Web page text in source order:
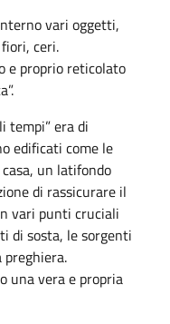
vari oggetti,
ceri.
e proprio reticolato
tempi” era di
edificati come le
un latifondo
di rassicurare il
vari punti cruciali
di sosta, le sorgenti
preghiera.
una vera e propria